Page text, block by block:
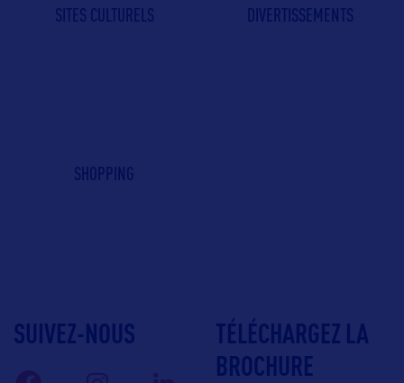
SITES CULTURELS DIVERTISSEMENTS
SHOPPING
SUIVEZ-NOUS
TÉLÉCHARGEZ LA
BROCHURE